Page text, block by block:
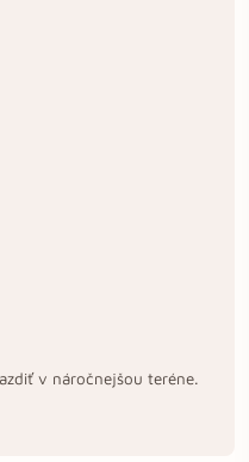
v náročnejšou teréne.